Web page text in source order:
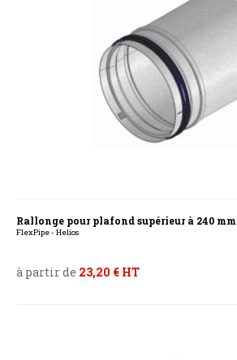
Rallonge pour plafond supérieur à 240 mm
FlexPipe - Helios
à partir de 23,20 € HT